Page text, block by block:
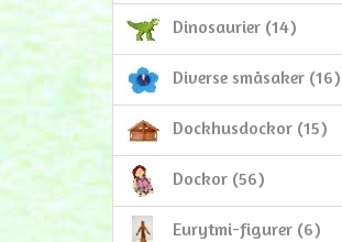
Dinosaurier (14)
Diverse småsaker (16)
Dockhusdockor (15)
Dockor (56)
Eurytmi-figurer (6)